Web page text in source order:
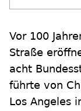
Vor 100
Straße
acht
führte von
Los Angeles